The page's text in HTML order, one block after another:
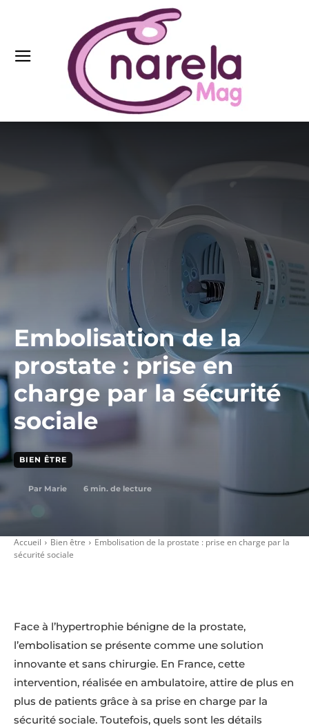
Embolisation de la
prostate : prise en
charge par la sécurité
sociale
BIEN ÊTRE
Par Marie 6 min. de lecture
Accueil Bien être
Embolisation de la prostate : prise en charge par la
sécurité sociale
Face à l’hypertrophie bénigne de la prostate,
l’embolisation se présente comme une solution
innovante et sans chirurgie. En France, cette
intervention, réalisée en ambulatoire, attire de plus en
plus de patients grâce à sa prise en charge par la
sécurité sociale. Toutefois, quels sont les détails